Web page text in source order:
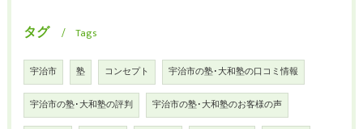
タグ Tags
宇治市 塾 コンセプト 宇治市の塾･大和塾の口コミ情報
宇治市の塾･大和塾の評判 宇治市の塾･大和塾のお客様の声